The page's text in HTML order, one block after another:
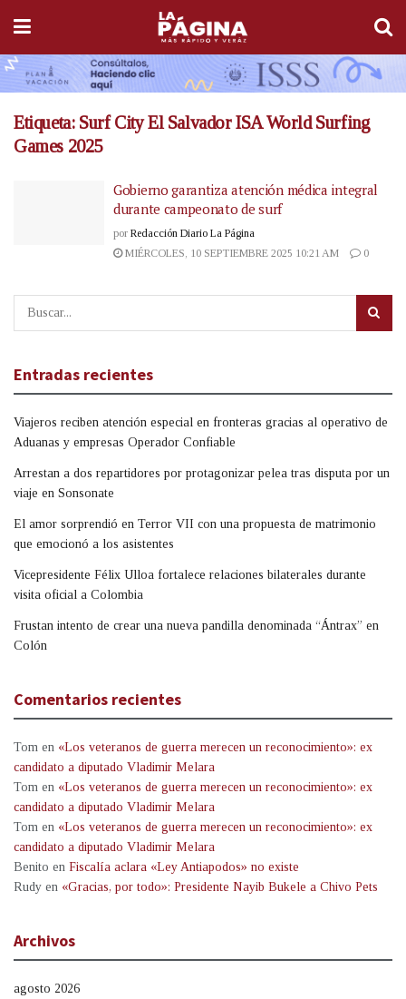
Etiqueta: Surf City El Salvador ISA World Surfing
Games 2025
Gobierno garantiza atención médica integral
durante campeonato de surf
por Redacción Diario La Página
MIÉRCOLES, 10 SEPTIEMBRE 2025 10:21 AM
0
Entradas recientes
Viajeros reciben atención especial en fronteras gracias al operativo de
Aduanas y empresas Operador Confiable
Arrestan a dos repartidores por protagonizar pelea tras disputa por un
viaje en Sonsonate
El amor sorprendió en Terror VII con una propuesta de matrimonio
que emocionó a los asistentes
Vicepresidente Félix Ulloa fortalece relaciones bilaterales durante
visita oficial a Colombia
Frustan intento de crear una nueva pandilla denominada “Ántrax” en
Colón
Comentarios recientes
Tom en «Los veteranos de guerra merecen un reconocimiento»: ex
candidato a diputado Vladimir Melara
Tom en «Los veteranos de guerra merecen un reconocimiento»: ex
candidato a diputado Vladimir Melara
Tom en «Los veteranos de guerra merecen un reconocimiento»: ex
candidato a diputado Vladimir Melara
Benito en Fiscalía aclara «Ley Antiapodos» no existe
Rudy en «Gracias, por todo»: Presidente Nayib Bukele a Chivo Pets
Archivos
agosto 2026